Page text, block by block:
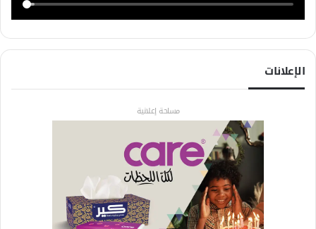
الإعلانات
مساحة إعلانية